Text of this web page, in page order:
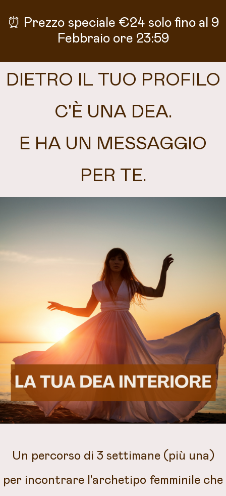
⏰ Prezzo speciale €24 solo fino al 9
Febbraio ore 23:59
DIETRO IL TUO PROFILO
C'È UNA DEA.
E HA UN MESSAGGIO
PER TE.
Un percorso di 3 settimane (più una)
per incontrare l'archetipo femminile che